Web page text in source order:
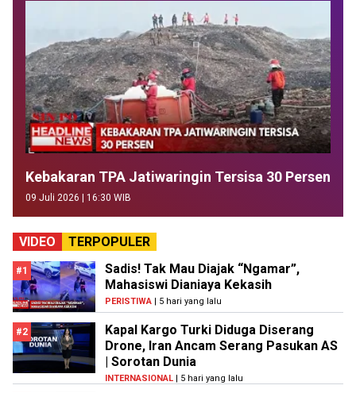
Kebakaran TPA Jatiwaringin Tersisa 30 Persen
09 Juli 2026 | 16:30 WIB
VIDEO TERPOPULER
#1
Sadis! Tak Mau Diajak “Ngamar”,
Mahasiswi Dianiaya Kekasih
PERISTIWA | 5 hari yang lalu
#2
Kapal Kargo Turki Diduga Diserang
Drone, Iran Ancam Serang Pasukan AS
| Sorotan Dunia
INTERNASIONAL | 5 hari yang lalu